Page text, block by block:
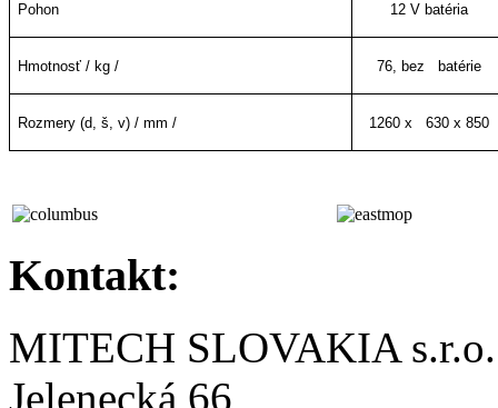
Pohon 12 V batéria
Hmotnosť / kg / 76, bez batérie
Rozmery (d, š, v) / mm / 1260 x 630 x 850
Kontakt:
MITECH SLOVAKIA s.r.o.
Jelenecká 66